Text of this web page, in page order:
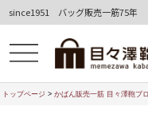
since1951 バッグ販売一筋75年
トップページ > かばん販売一筋 目々澤鞄ブ